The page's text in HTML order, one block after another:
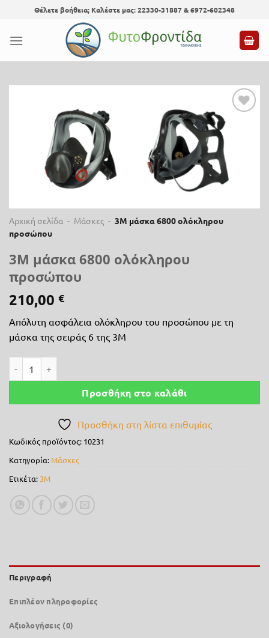
content
Θέλετε βοήθεια; Καλέστε μας: 22330-31887 & 6972-602348
Προσθήκη
στη λίστα
επιθυμίας
Αρχική σελίδα - Μάσκες - 3M μάσκα 6800 ολόκληρου
προσώπου
3M μάσκα 6800 ολόκληρου
προσώπου
210,00 €
Απόλυτη ασφάλεια ολόκληρου του προσώπου με τη
μάσκα της σειράς 6 της 3M
Προσθήκη στο καλάθι
Προσθήκη στη λίστα επιθυμίας
Κωδικός προϊόντος: 10231
Κατηγορία: Μάσκες
Ετικέτα: 3M
Περιγραφή
Επιπλέον πληροφορίες
Αξιολογήσεις (0)